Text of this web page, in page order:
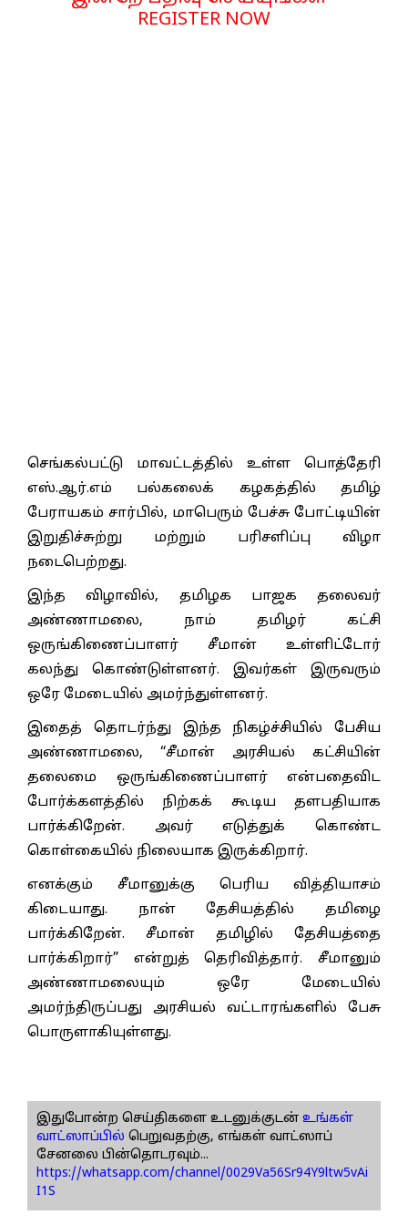
REGISTER NOW
செங்கல்பட்டு மாவட்டத்தில் உள்ள பொத்தேரி
எஸ்.ஆர்.எம் பல்கலைக் கழகத்தில் தமிழ்
பேராயகம் சார்பில், மாபெரும் பேச்சு போட்டியின்
இறுதிச்சுற்று மற்றும் பரிசளிப்பு விழா
நடைபெற்றது.
இந்த விழாவில், தமிழக பாஜக தலைவர்
அண்ணாமலை, நாம் தமிழர் கட்சி
ஒருங்கிணைப்பாளர் சீமான் உள்ளிட்டோர்
கலந்து கொண்டுள்ளனர். இவர்கள் இருவரும்
ஒரே மேடையில் அமர்ந்துள்ளனர்.
இதைத் தொடர்ந்து இந்த நிகழ்ச்சியில் பேசிய
அண்ணாமலை, “சீமான் அரசியல் கட்சியின்
தலைமை ஒருங்கிணைப்பாளர் என்பதைவிட
போர்க்களத்தில் நிற்கக் கூடிய தளபதியாக
பார்க்கிறேன். அவர் எடுத்துக் கொண்ட
கொள்கையில் நிலையாக இருக்கிறார்.
எனக்கும் சீமானுக்கு பெரிய வித்தியாசம்
கிடையாது. நான் தேசியத்தில் தமிழை
பார்க்கிறேன். சீமான் தமிழில் தேசியத்தை
பார்க்கிறார்” என்றுத் தெரிவித்தார். சீமானும்
அண்ணாமலையும் ஒரே மேடையில்
அமர்ந்திருப்பது அரசியல் வட்டாரங்களில் பேசு
பொருளாகியுள்ளது.
இதுபோன்ற செய்திகளை உடனுக்குடன் உங்கள்
வாட்ஸாப்பில் பெறுவதற்கு, எங்கள் வாட்ஸாப்
சேனலை பின்தொடரவும்...
https://whatsapp.com/channel/0029Va56Sr94Y9ltw5vAi
I1S